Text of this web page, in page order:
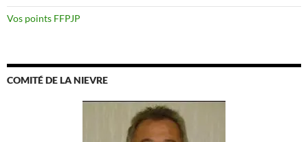
Vos points FFPJP
COMITÉ DE LA NIEVRE